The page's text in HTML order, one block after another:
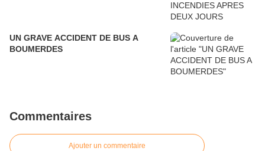
UN GRAVE ACCIDENT DE BUS A
BOUMERDES
Commentaires
Ajouter un commentaire